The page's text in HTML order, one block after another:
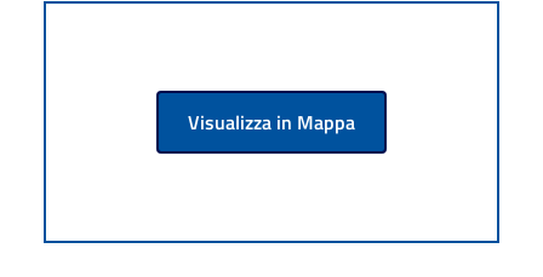
Visualizza in Mappa